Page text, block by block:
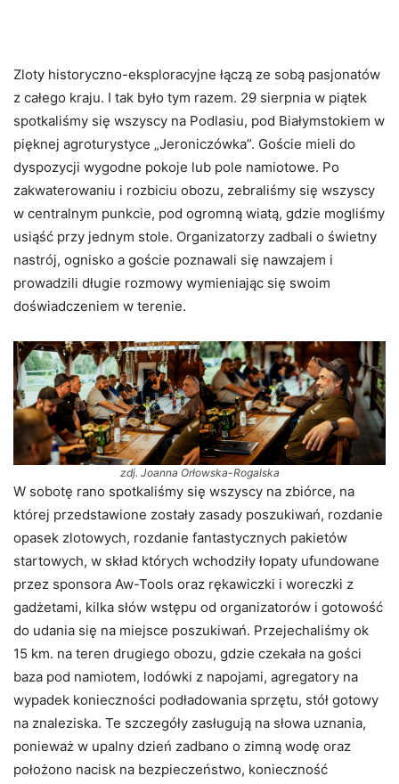
Zloty historyczno-eksploracyjne łączą ze sobą pasjonatów
z całego kraju. I tak było tym razem. 29 sierpnia w piątek
spotkaliśmy się wszyscy na Podlasiu, pod Białymstokiem w
pięknej agroturystyce „Jeroniczówka”. Goście mieli do
dyspozycji wygodne pokoje lub pole namiotowe. Po
zakwaterowaniu i rozbiciu obozu, zebraliśmy się wszyscy
w centralnym punkcie, pod ogromną wiatą, gdzie mogliśmy
usiąść przy jednym stole. Organizatorzy zadbali o świetny
nastrój, ognisko a goście poznawali się nawzajem i
prowadzili długie rozmowy wymieniając się swoim
doświadczeniem w terenie.
zdj. Joanna Orłowska-Rogalska
W sobotę rano spotkaliśmy się wszyscy na zbiórce, na
której przedstawione zostały zasady poszukiwań, rozdanie
opasek zlotowych, rozdanie fantastycznych pakietów
startowych, w skład których wchodziły łopaty ufundowane
przez sponsora Aw-Tools oraz rękawiczki i woreczki z
gadżetami, kilka słów wstępu od organizatorów i gotowość
do udania się na miejsce poszukiwań. Przejechaliśmy ok
15 km. na teren drugiego obozu, gdzie czekała na gości
baza pod namiotem, lodówki z napojami, agregatory na
wypadek konieczności podładowania sprzętu, stół gotowy
na znaleziska. Te szczegóły zasługują na słowa uznania,
ponieważ w upalny dzień zadbano o zimną wodę oraz
położono nacisk na bezpieczeństwo, konieczność